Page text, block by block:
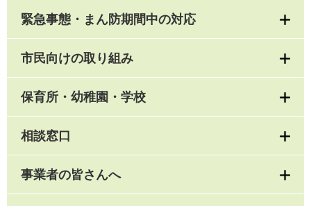
緊急事態・まん防期間中の対応
市民向けの取り組み
保育所・幼稚園・学校
相談窓口
事業者の皆さんへ